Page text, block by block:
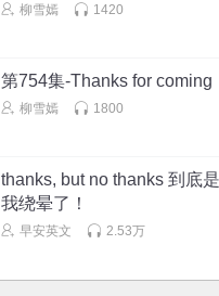
柳雪嫣 1420
第754集-Thanks for coming
柳雪嫣 1800
thanks, but no thanks 到底
我绕晕了！
早安英文 2.53万